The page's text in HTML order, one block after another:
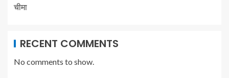
चीमा
RECENT COMMENTS
No comments to show.